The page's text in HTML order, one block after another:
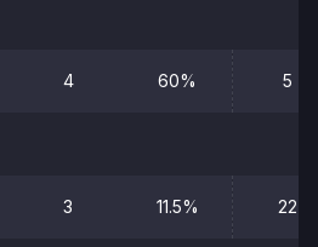
4 60% 5
3 11.5% 22